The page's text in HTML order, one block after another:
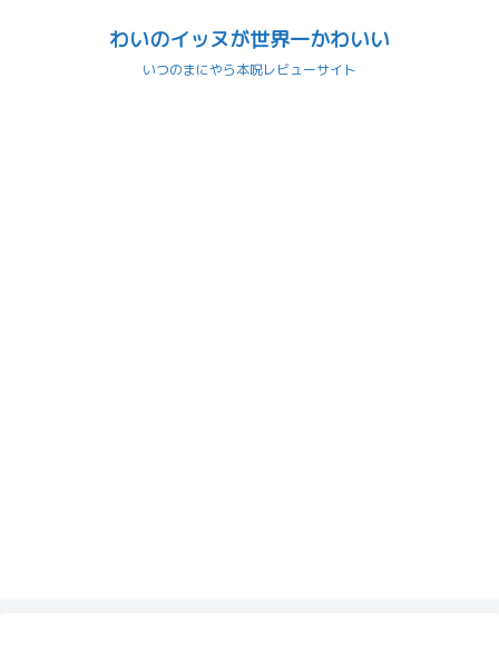
わいのイッヌが世界一かわいい
いつのまにやら本呪レビューサイト